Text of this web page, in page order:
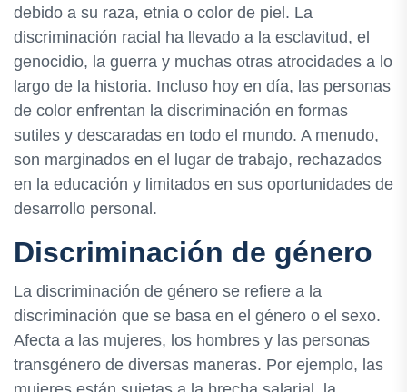
debido a su raza, etnia o color de piel. La
discriminación racial ha llevado a la esclavitud, el
genocidio, la guerra y muchas otras atrocidades a lo
largo de la historia. Incluso hoy en día, las personas
de color enfrentan la discriminación en formas
sutiles y descaradas en todo el mundo. A menudo,
son marginados en el lugar de trabajo, rechazados
en la educación y limitados en sus oportunidades de
desarrollo personal.
Discriminación de género
La discriminación de género se refiere a la
discriminación que se basa en el género o el sexo.
Afecta a las mujeres, los hombres y las personas
transgénero de diversas maneras. Por ejemplo, las